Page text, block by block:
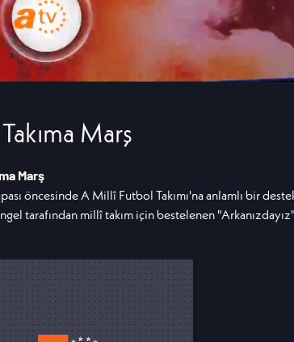
Marş
Marş
öncesinde A Millî Futbol Takımı'na anlamlı bir
tarafından millî takım için bestelenen